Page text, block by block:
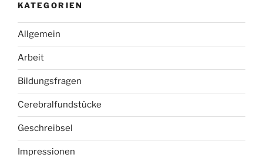
KATEGORIEN
Allgemein
Arbeit
Bildungsfragen
Cerebralfundstücke
Geschreibsel
Impressionen